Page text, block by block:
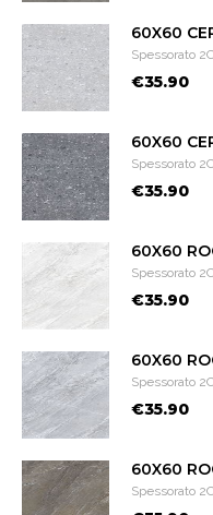
60X60
Spessorato
€35.90
60X60
Spessorato
€35.90
60X60
Spessorato
€35.90
60X60
Spessorato
€35.90
60X60
Spessorato